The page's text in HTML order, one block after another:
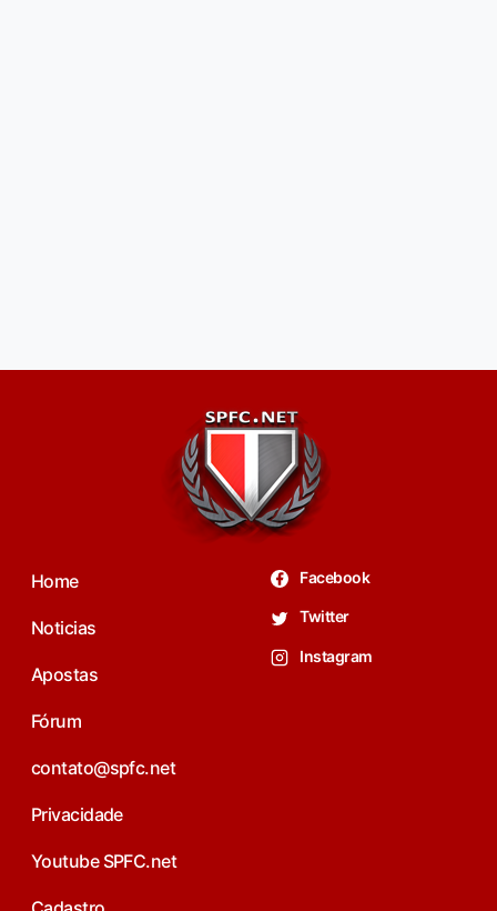
Home
Noticias
Apostas
Fórum
contato@spfc.net
Privacidade
Youtube SPFC.net
Facebook
Twitter
Instagram